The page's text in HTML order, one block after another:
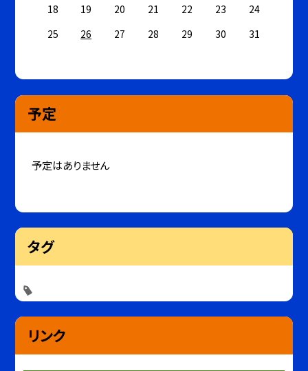
18
19 20 21 22 23
24
25
26 27 28 29 30 31
予定
予定はありません
タグ
リンク